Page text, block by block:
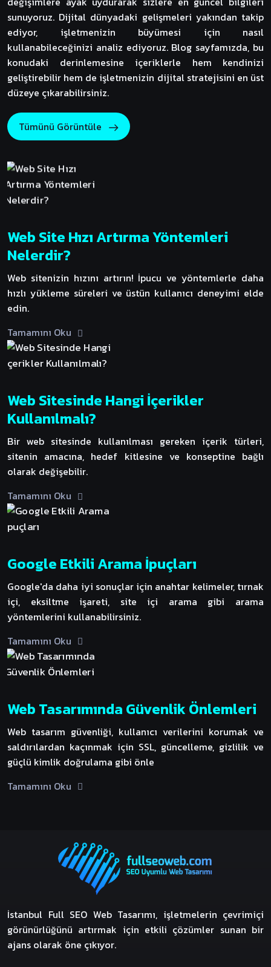
sunuyoruz. Dijital dünyadaki gelişmeleri yakından takip
ediyor, işletmenizin büyümesi için nasıl
kullanabileceğinizi analiz ediyoruz. Blog sayfamızda, bu
konudaki derinlemesine içeriklerle hem kendinizi
geliştirebilir hem de işletmenizin dijital stratejisini en üst
düzeye çıkarabilirsiniz.
Tümünü Görüntüle
Web Site Hızı Artırma Yöntemleri
Nelerdir?
Web sitenizin hızını artırın! İpucu ve yöntemlerle daha
hızlı yükleme süreleri ve üstün kullanıcı deneyimi elde
edin.
Tamamını Oku
Web Sitesinde Hangi İçerikler
Kullanılmalı?
Bir web sitesinde kullanılması gereken içerik türleri,
sitenin amacına, hedef kitlesine ve konseptine bağlı
olarak değişebilir.
Tamamını Oku
Google Etkili Arama İpuçları
Google'da daha iyi sonuçlar için anahtar kelimeler, tırnak
içi, eksiltme işareti, site içi arama gibi arama
yöntemlerini kullanabilirsiniz.
Tamamını Oku
Web Tasarımında Güvenlik Önlemleri
Web tasarım güvenliği, kullanıcı verilerini korumak ve
saldırılardan kaçınmak için SSL, güncelleme, gizlilik ve
güçlü kimlik doğrulama gibi önle
Tamamını Oku
İstanbul Full SEO Web Tasarımı, işletmelerin çevrimiçi
görünürlüğünü artırmak için etkili çözümler sunan bir
ajans olarak öne çıkıyor.